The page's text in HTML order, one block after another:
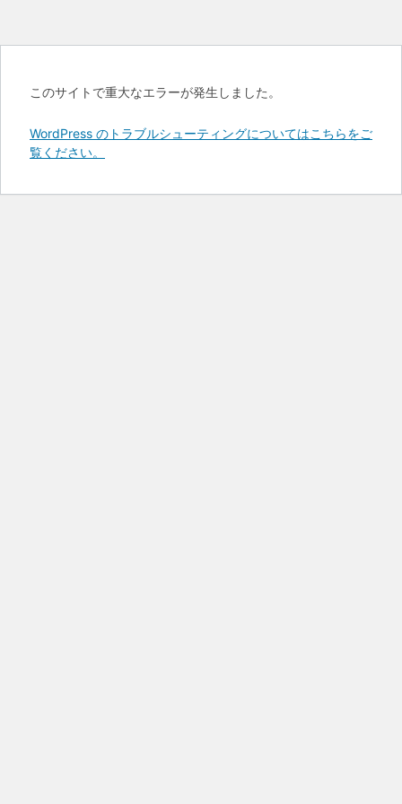
このサイトで重大なエラーが発生しました。
WordPress のトラブルシューティングについてはこちらをご
覧ください。